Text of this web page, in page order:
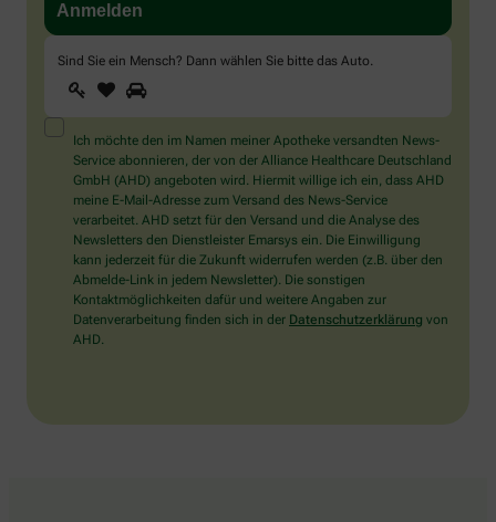
Sind Sie ein Mensch? Dann wählen Sie bitte das Auto
Sind
Sie
ein
Mensch?
Dann
wählen
Sie
bitte
das
Auto.
1 2
Ich möchte den im Namen meiner Apotheke versandten News-
Service abonnieren, der von der Alliance Healthcare Deutschland
GmbH (AHD) angeboten wird. Hiermit willige ich ein, dass AHD
meine E-Mail-Adresse zum Versand des News-Service
verarbeitet. AHD setzt für den Versand und die Analyse des
Newsletters den Dienstleister Emarsys ein. Die Einwilligung
kann jederzeit für die Zukunft widerrufen werden (z.B. über den
Abmelde-Link in jedem Newsletter). Die sonstigen
Kontaktmöglichkeiten dafür und weitere Angaben zur
Datenverarbeitung finden sich in der Datenschutzerklärung von
AHD.